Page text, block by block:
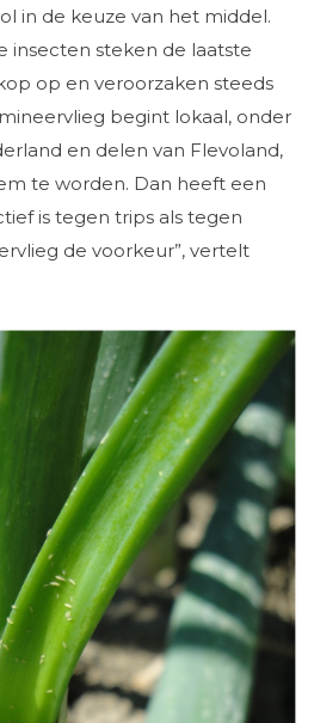
in de keuze van het middel.
insecten steken de laatste
op en veroorzaken steeds
begint lokaal, onder
en delen van Flevoland,
te worden. Dan heeft een
is tegen trips als tegen
de voorkeur”, vertelt